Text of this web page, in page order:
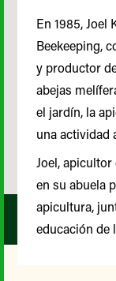
En 1985, Joel
Beekeeping,
y productor
abejas
el jardín, la
una actividad
Joel,
en su abuela
apicultura,
educación de